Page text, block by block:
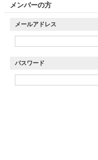
メンバーの方
メールアドレス
パスワード